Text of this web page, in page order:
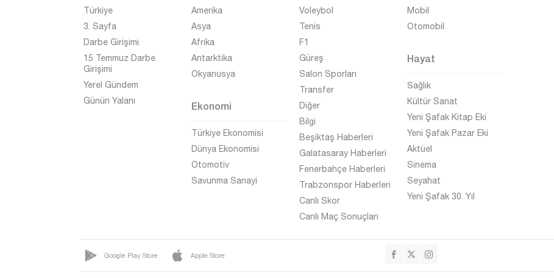
Türkiye
3. Sayfa
Darbe Girişimi
15 Temmuz Darbe
Girişimi
Yerel Gündem
Günün Yalanı
Amerika
Asya
Afrika
Antarktika
Okyanusya
Ekonomi
Türkiye Ekonomisi
Dünya Ekonomisi
Otomotiv
Savunma Sanayi
Voleybol
Tenis
F1
Güreş
Salon Sporları
Transfer
Diğer
Bilgi
Beşiktaş Haberleri
Galatasaray Haberleri
Fenerbahçe Haberleri
Trabzonspor Haberleri
Canlı Skor
Canlı Maç Sonuçları
Mobil
Otomobil
Hayat
Sağlık
Kültür Sanat
Yeni Şafak Kitap Eki
Yeni Şafak Pazar Eki
Aktüel
Sinema
Seyahat
Yeni Şafak 30. Yıl
Google Play Store Apple Store